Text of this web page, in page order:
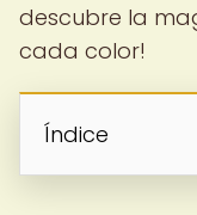
descubre la
cada color!
Índice